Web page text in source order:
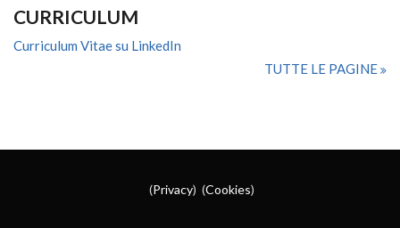
CURRICULUM
Curriculum Vitae su LinkedIn
TUTTE LE PAGINE
(Privacy) (Cookies)